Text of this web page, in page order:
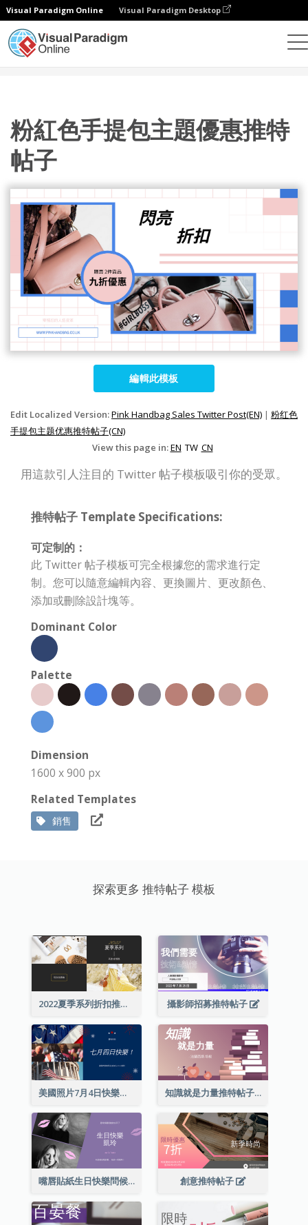
Visual Paradigm Online Visual Paradigm Desktop
粉紅色手提包主題優惠推特
帖子
編輯此模板
Edit Localized Version:Pink Handbag Sales Twitter Post(EN) | 粉红色
手提包主题优惠推特帖子(CN)
View this page in:EN TW CN
用這款引人注目的 Twitter 帖子模板吸引你的受眾。
推特帖子 Template Specifications:
可定制的：
此 Twitter 帖子模板可完全根據您的需求進行定
制。您可以隨意編輯內容、更換圖片、更改顏色、
添加或刪除設計塊等。
Dominant Color
Palette
Dimension
1600 x 900 px
Related Templates
銷售
探索更多 推特帖子 模板
2022夏季系列折扣推特帖子 攝影師招募推特帖子
美國照片7月4日快樂推特帖子 知識就是力量推特帖子
嘴唇貼紙生日快樂問候推特帖子 創意推特帖子